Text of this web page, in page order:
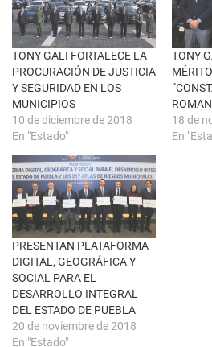
u
n
a
v
e
n
t
a
n
a
n
u
e
v
)
c
e
b
o
o
k
(
S
e
r
u
n
a
v
e
n
t
a
n
a
n
u
e
v
a
)
TONY GALI FORTALECE LA
PROCURACIÓN DE JUSTICIA
Y SEGURIDAD EN LOS
MUNICIPIOS
10 de diciembre de 2018
En "Estado"
TONY
18 de
En
PRESENTAN PLATAFORMA
DIGITAL, GEOGRÁFICA Y
SOCIAL PARA EL
DESARROLLO INTEGRAL
DEL ESTADO DE PUEBLA
20 de noviembre de 2018
En "Estado"